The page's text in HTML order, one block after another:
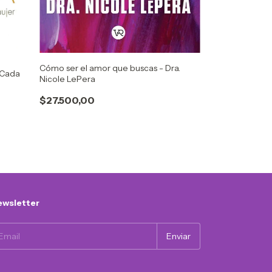
Cómo ser el amor que buscas - Dra.
Nicole LePera
$27.500,00